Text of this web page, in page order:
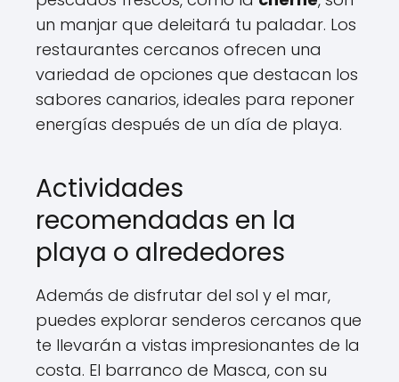
un manjar que deleitará tu paladar. Los
restaurantes cercanos ofrecen una
variedad de opciones que destacan los
sabores canarios, ideales para reponer
energías después de un día de playa.
Actividades
recomendadas en la
playa o alrededores
Además de disfrutar del sol y el mar,
puedes explorar senderos cercanos que
te llevarán a vistas impresionantes de la
costa. El barranco de Masca, con su